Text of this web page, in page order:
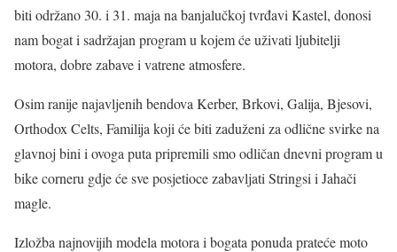
biti održano 30. i 31. maja na banjalučkoj tvrđavi Kastel, donosi
nam bogat i sadržajan program u kojem će uživati ljubitelji
motora, dobre zabave i vatrene atmosfere.
Osim ranije najavljenih bendova Kerber, Brkovi, Galija, Bjesovi,
Orthodox Celts, Familija koji će biti zaduženi za odlične svirke na
glavnoj bini i ovoga puta pripremili smo odličan dnevni program u
bike corneru gdje će sve posjetioce zabavljati Stringsi i Jahači
magle.
Izložba najnovijih modela motora i bogata ponuda prateće moto